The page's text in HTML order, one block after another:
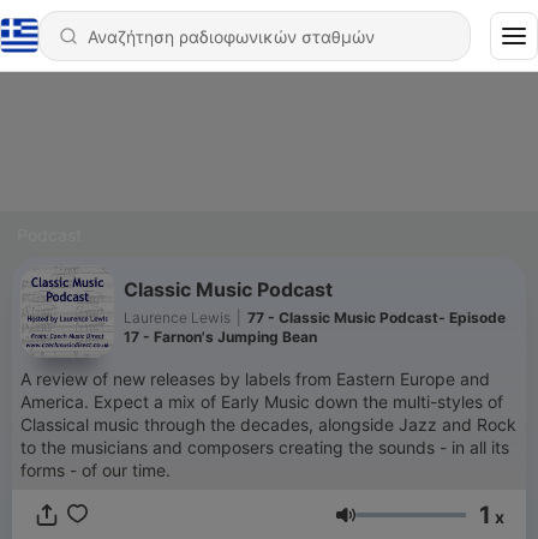
Classic Music Podcast
Laurence Lewis
77 - Classic Music Podcast- Episode
17 - Farnon's Jumping Bean
A review of new releases by labels from Eastern Europe and
America. Expect a mix of Early Music down the multi-styles of
Classical music through the decades, alongside Jazz and Rock
to the musicians and composers creating the sounds - in all its
forms - of our time.
Ένταση 1 x